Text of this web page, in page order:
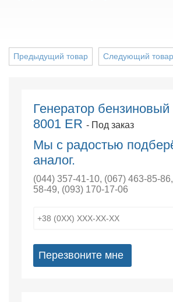
Следующий товар
Предыдущий товар
Генератор
8001 ER - Под заказ
Мы с радостью
аналог.
(044) 357-41-10, (067) 463-85-86,
58-49, (093) 170-17-06
Перезвоните мне